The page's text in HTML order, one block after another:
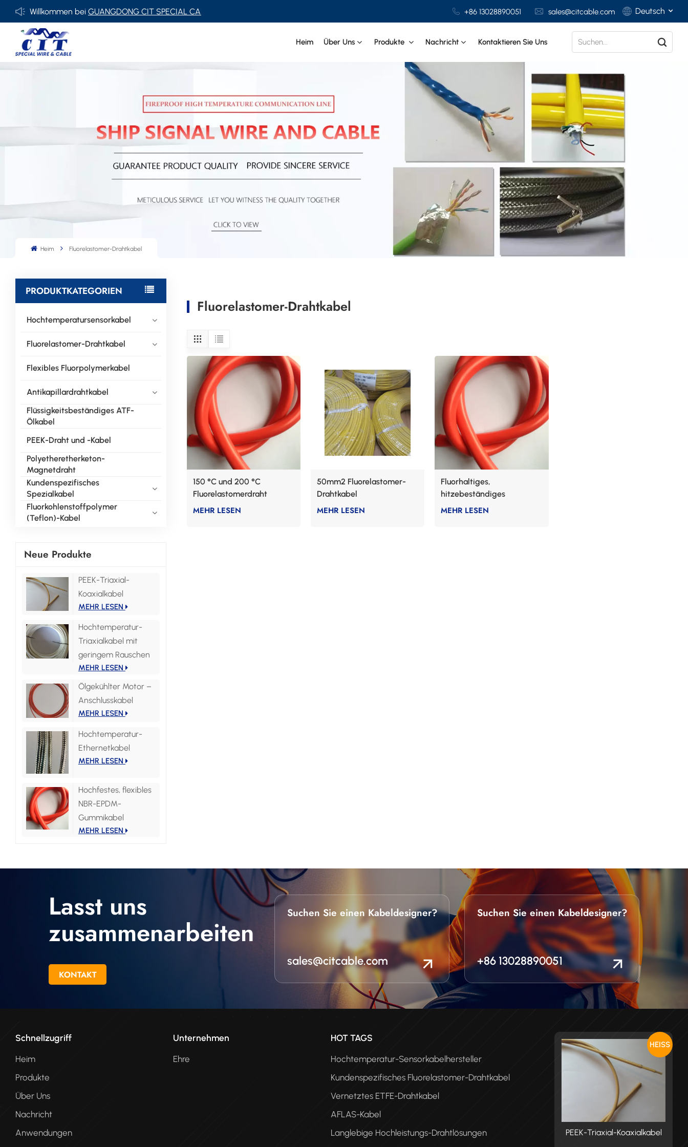
Willkommen beiGUANGDONG CIT SPECIAL CABLE Co., Ltd. +86 13028890051 sales@citcable.com Deutsch
Deutsch
Italiano
Español
Heim Über Uns Produkte Nachricht Kontaktieren Sie Uns
Heim Fluorelastomer-Drahtkabel
PRODUKTKATEGORIEN
Hochtemperatursensorkabel
Fluorelastomer-Drahtkabel
Flexibles Fluorpolymerkabel
Antikapillardrahtkabel
Flüssigkeitsbeständiges ATF-
Ölkabel
PEEK-Draht und -Kabel
Polyetheretherketon-
Magnetdraht
Kundenspezifisches
Spezialkabel
Fluorkohlenstoffpolymer
(Teflon)-Kabel
Neue Produkte
PEEK-Triaxial-
Koaxialkabel
MEHR LESEN
Hochtemperatur-
Triaxialkabel mit
geringem Rauschen
MEHR LESEN
Ölgekühlter Motor –
Anschlusskabel
MEHR LESEN
Hochtemperatur-
Ethernetkabel
MEHR LESEN
Hochfestes, flexibles
NBR-EPDM-
Gummikabel
MEHR LESEN
Fluorelastomer-Drahtkabel
150 °C und 200 °C
Fluorelastomerdraht
MEHR LESEN
50mm2 Fluorelastomer-
Drahtkabel
MEHR LESEN
Fluorhaltiges,
hitzebeständiges
Gummikabel
MEHR LESEN
Lasst uns
zusammenarbeiten
KONTAKT
Suchen Sie einen Kabeldesigner?
sales@citcable.com
Suchen Sie einen Kabeldesigner?
+86 13028890051
Schnellzugriff
Heim
Produkte
Über Uns
Nachricht
Anwendungen
Unternehmen
Ehre
HOT TAGS
Hochtemperatur-Sensorkabelhersteller
Kundenspezifisches Fluorelastomer-Drahtkabel
Vernetztes ETFE-Drahtkabel
AFLAS-Kabel
Langlebige Hochleistungs-Drahtlösungen
HEISS
PEEK-Triaxial-Koaxialkabel PEEK-Triaxial-Koaxialkabel